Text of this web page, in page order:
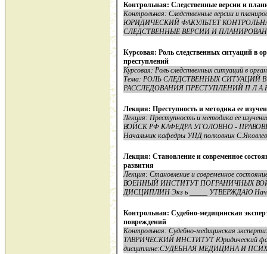
Контрольная: Следственные версии и
Контрольная: Следственные версии и
ЮРИДИЧЕСКИЙ ФАКУЛЬТЕТ
СЛЕДСТВЕННЫЕ ВЕРСИИ И
Курсовая: Роль следственных ситуаций в
преступлений
Курсовая: Роль следственных ситуаций в
Тема: РОЛЬ СЛЕДСТВЕННЫХ СИТУАЦИЙ
РАССЛЕДОВАНИЯ ПРЕСТУПЛЕНИЙ П Л А Н
Лекция: Преступность и методика ее
Лекция: Преступность и методика ее
ВОЙСК РФ КАФЕДРА УГОЛОВНО -
Начальник кафедры УПД полковник
Лекция: Становление и современное
развития
Лекция: Становление и современное
ВОЕННЫЙ ИНСТИТУТ ПОГРАНИЧНЫХ
ДИСЦИПЛИН Экз ь _____ УТВЕРЖДАЮ
Контрольная: Судебно-медицинская
повреждений
Контрольная: Судебно-медицинская
ТАВРИЧЕСКИЙ ИНСТИТУТ Юридический
дисциплине:СУДЕБНАЯ МЕДИЦИНА И